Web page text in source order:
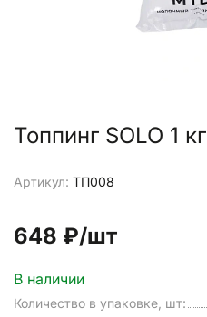
Артикул: ТП008
Топпинг SOLO 1 кг
648 ₽/шт
В наличии
Количество в упаковке, шт: